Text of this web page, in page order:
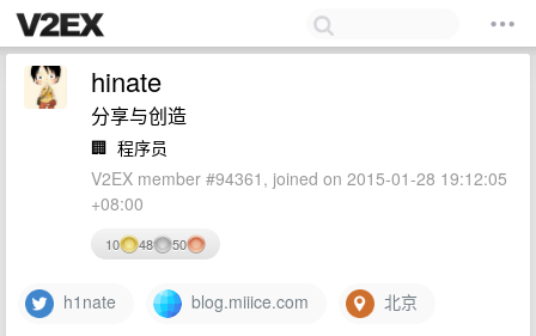
hinate
分享与创造
🏢 程序员
V2EX member #94361, joined on 2015-01-28 19:12:05
+08:00
10 48 50
h1nate blog.miiice.com 北京